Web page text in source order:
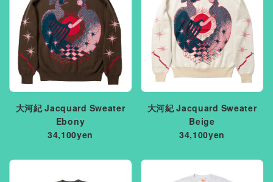
大河紀 Jacquard Sweater
Ebony
34,100yen
大河紀 Jacquard Sweater
Beige
34,100yen